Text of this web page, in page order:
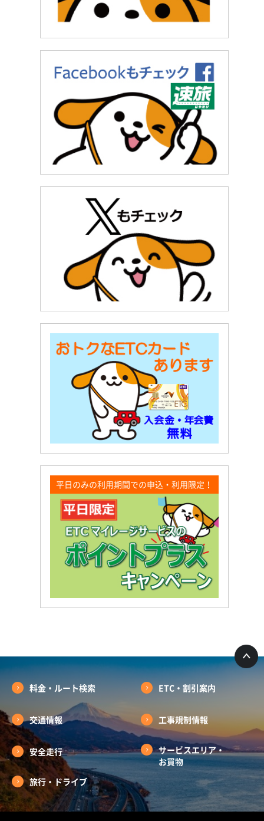
平日のみの利用期間での申込・利用限定！
料金・ルート検索 ETC・割引案内
交通情報 工事規制情報
安全走行
サービスエリア・
お買物
旅行・ドライブ